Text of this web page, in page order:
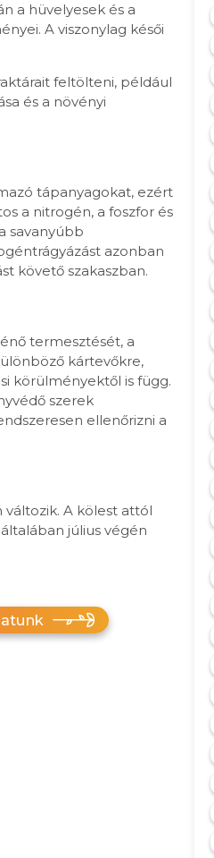
a hüvelyesek és a
A viszonylag késői
feltölteni, például
és a növényi
tápanyagokat, ezért
a nitrogén, a foszfor és
savanyúbb
azonban
követő szakaszban.
termesztését, a
kártevőkre,
körülményektől is függ.
szerek
ellenőrizni a
A kölest attól
július végén